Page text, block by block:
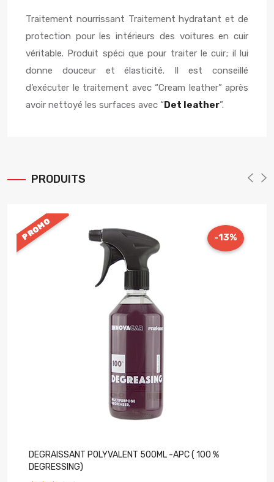
Traitement nourrissant Traitement hydratant et de
protection pour les intérieurs des voitures en cuir
véritable. Produit spéci que pour traiter le cuir; il lui
donne douceur et élasticité. Il est conseillé
d’exécuter le traitement avec “Cream leather” après
avoir nettoyé les surfaces avec “Det leather”.
PRODUITS
PROMO -13%
DEGRAISSANT POLYVALENT 500ML -APC ( 100 %
DEGRESSING)